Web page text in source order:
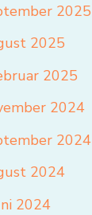
2025
2025
2025
2024
2024
2024
2024